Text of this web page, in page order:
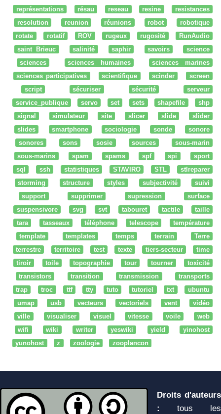
représentations
résau reseau resine
resistances
resolution
reunion réunions robot
robotique
rotate
rotatif ROV rugeux rugosité
RunAudio
saint Brieuc
salinité saphir savoirs
science
sciences
sciences humaines
sciences marines
sciences participatives
scientifique scinder
screen
script
sécuriser sécurité
serveur
service_publique
servo set sets shapefile
shp
signal
simulateur site slicer slide
slider
slides
smartphone sociologie sonde
sonore
sonores
sons sosie sources
sous-marin
sous-marins
spam spams spf spi
sport
sql
ssh statistiques STAVIRO STL
stlreparer
storming
structure styles subjectivité
suivi
support
supprimer supression
surface
suspensivore
svg svt tabouret tactile
taille
tara
tasseaux téléphone telescope
température
template
templates temps terrain
Terre
terrestre
territoire test texte tiers-secteur
time
tiroir
toile topographie tour tourner
toxicité
transistors
transition transmission
transports
trap
troc ttf tty tuto tutoriel txt
ubuntu
umap
usb vecteurs vectoriels vent
vidéo
ville
visualiser visuel vitesse voile
web
wifi
wiki writer yeswiki yield
yinohost
yunohost
z zoologie zooplancon
Droits d'auteurs
:
tous les